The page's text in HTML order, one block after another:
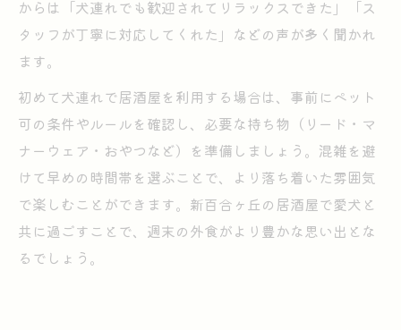
からは「犬連れでも歓迎されてリラックスできた」「ス
タッフが丁寧に対応してくれた」などの声が多く聞かれ
ます。
初めて犬連れで居酒屋を利用する場合は、事前にペット
可の条件やルールを確認し、必要な持ち物（リード・マ
ナーウェア・おやつなど）を準備しましょう。混雑を避
けて早めの時間帯を選ぶことで、より落ち着いた雰囲気
で楽しむことができます。新百合ヶ丘の居酒屋で愛犬と
共に過ごすことで、週末の外食がより豊かな思い出とな
るでしょう。